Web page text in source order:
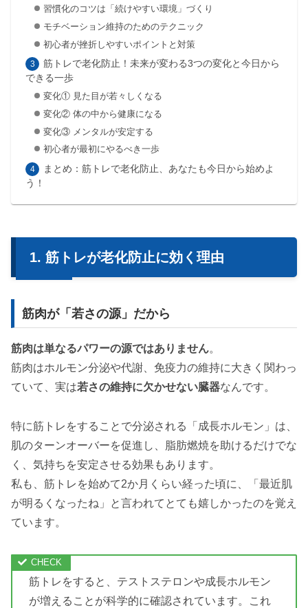
習慣化のコツは「続けやすい環境」づくり
モチベーション維持のためのテクニック
初心者が挫折しやすいポイントと対策
筋トレで老化防止！未来が変わる3つの変化と今日から
できる一歩
変化① 見た目が若々しくなる
変化② 体の中から健康になる
変化③ メンタルが安定する
初心者が最初にやるべき一歩
まとめ：筋トレで老化防止、あなたも今日から始めよ
う！
筋トレが老化防止に効く理由
筋肉が「若さの源」だから
筋肉は単なるパワーの源ではありません。
筋肉はホルモン分泌や代謝、免疫力の維持に大きく関わっ
ていて、実は若さの維持に欠かせない臓器なんです。
特に筋トレをすることで分泌される「成長ホルモン」は、
肌のターンオーバーを促進し、脂肪燃焼を助けるだけでな
く、気持ちを安定させる効果もあります。
私も、筋トレを始めて2か月くらい経った頃に、「最近肌
が明るくなったね」と言われてとても嬉しかったのを覚え
ています。
筋トレをすると、テストステロンや成長ホルモン
が増えることが科学的に確認されています。これ